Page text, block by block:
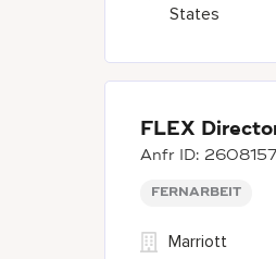
States
FLEX
FERNARBEIT
Marriott